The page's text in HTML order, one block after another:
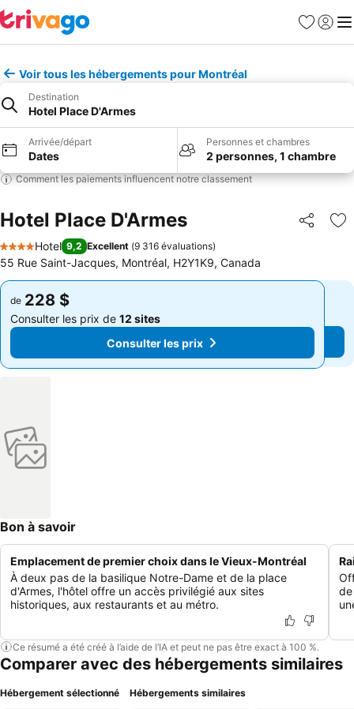
Favoris
Se
Voir tous les hébergements pour Montréal
Destination
Hotel Place D'Armes
Arrivée/départ
Dates
Personnes et chambres
2 personnes, 1 chambre
Comment les paiements influencent notre classement
Hotel Place D'Armes Partager
4 Étoiles
Hotel 9,2 Excellent (9 316 évaluations)
55 Rue Saint-Jacques, Montréal, H2Y1K9, Canada
de 228 $
Consulter les prix de 12 sites
Consulter les prix
de 228 $
Consulter les prix de 12 sites
Consulter les prix
Bon à savoir
Emplacement de premier choix dans le Vieux-Montréal
À deux pas de la basilique Notre-Dame et de la place
d'Armes, l'hôtel offre un accès privilégié aux sites
historiques, aux restaurants et au métro.
Ce résumé a été créé à l’aide de l’IA et peut ne pas être exact à 100 %.
Comparer avec des hébergements similaires
Hébergement sélectionné Hébergements similaires